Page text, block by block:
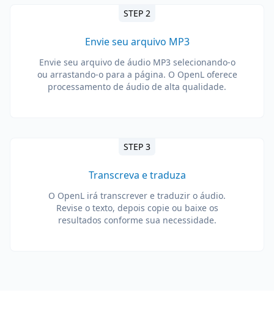
STEP 2
Envie seu arquivo MP3
Envie seu arquivo de áudio MP3 selecionando-o
ou arrastando-o para a página. O OpenL oferece
processamento de áudio de alta qualidade.
STEP 3
Transcreva e traduza
O OpenL irá transcrever e traduzir o áudio.
Revise o texto, depois copie ou baixe os
resultados conforme sua necessidade.